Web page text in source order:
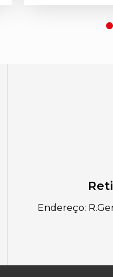
Endereço: